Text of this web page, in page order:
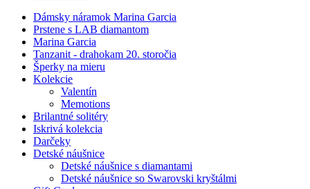
Dámsky náramok Marina Garcia
Prstene s LAB diamantom
Marina Garcia
Tanzanit - drahokam 20. storočia
Šperky na mieru
Kolekcie
Valentín
Memotions
Brilantné solitéry
Iskrivá kolekcia
Darčeky
Detské náušnice
Detské náušnice s diamantami
Detské náušnice so Swarovski kryštálmi